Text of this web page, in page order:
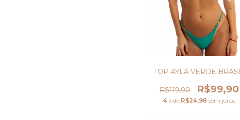
TOP AYLA VERDE
R$119,90 R$99,90
4 x de R$24,98 sem juros